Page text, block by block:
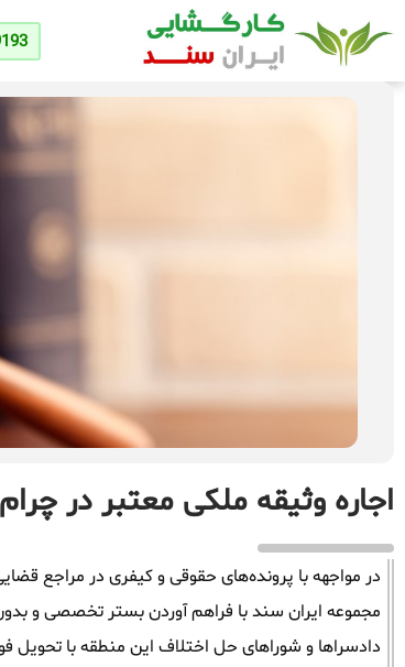
اجاره وثیقه ملکی معتبر در
در مواجهه با پرونده‌های حقوقی و کیفری در مراجع
مجموعه ایران سند با فراهم آوردن بستر تخصصی و
دادسراها و شوراهای حل اختلاف این منطقه با تحویل